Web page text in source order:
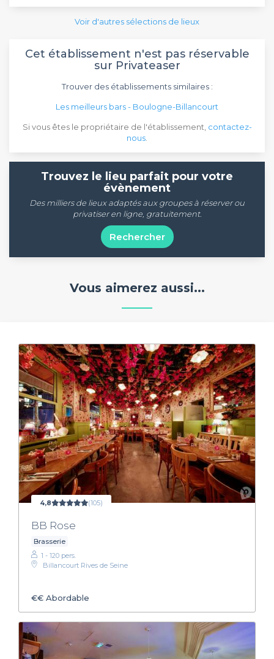
Voir d'autres sélections de lieux
Cet établissement n'est pas réservable
sur Privateaser
Trouver des établissements similaires :
Les meilleurs bars - Boulogne-Billancourt
Si vous êtes le propriétaire de l'établissement, contactez-
nous
Trouvez le lieu parfait pour votre
évènement
Des milliers de lieux adaptés aux groupes à réserver ou
privatiser en ligne, gratuitement.
Rechercher
Vous aimerez aussi...
4,8 (105)
BB Rose
Brasserie
1 - 120 pers.
Billancourt Rives de Seine
€€ Abordable